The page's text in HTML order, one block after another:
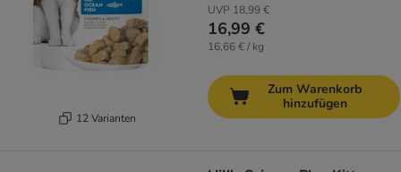
12 Varianten
UVP 18,99 €
16,99 €
16,66 € / kg
Zum Warenkorb
hinzufügen